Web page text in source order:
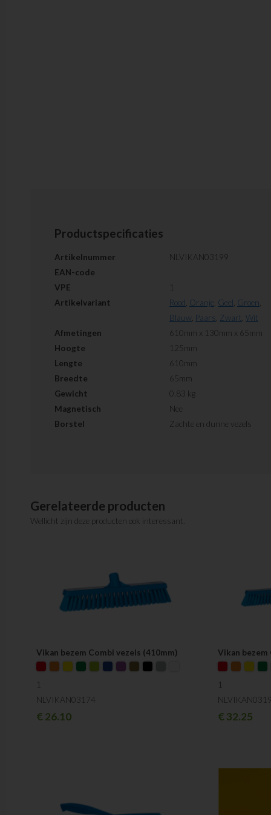
Productspecificaties
Artikelnummer
NLVIKAN03199
EAN-code
VPE
1
Artikelvariant
Rood Oranje Geel Groen
Blauw Paars Zwart Wit
Afmetingen
610mm x 130mm x 65mm
Hoogte
125mm
Lengte
610mm
Breedte
65mm
Gewicht
0.83 kg
Magnetisch
Nee
Borstel
Zachte en dunne vezels
Gerelateerde producten
Wellicht zijn deze producten ook interessant.
Vikan bezem Combi vezels (410mm)
1
NLVIKAN03174
€26.10
Vikan bezem
1
€32.25